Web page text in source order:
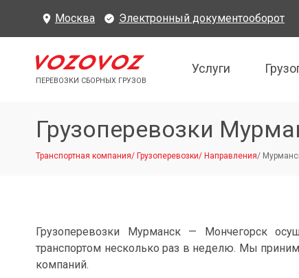
Москва Электронный документооборот
ПЕРЕВОЗКИ СБОРНЫХ ГРУЗОВ
Услуги
Грузоперевозки
Транспортная компания/ Грузоперевозки/ Направления/
Грузоперевозки Мурманск — Мончегорск
транспортом несколько раз в неделю. Мы
компаний.